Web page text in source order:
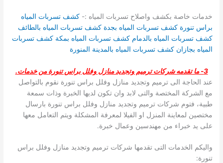
خدمات خاصة بكشف واصلاح تسربات المياه :-كشف تسربات المياه
براس تنورة كشف تسربات المياه بجدة كشف تسربات المياه بالطائف
كشف تسربات المياه بالدمام كشف تسربات المياه بمكة كشف تسربات
المياه بجازان كشف تسربات المياه بالمدينة المنورة
3- ما تقدمه شركات ترميم وتجديد منازل وفلل براس تنورة من خدمات.
عند الحاجة الى ترميم وتجديد منازل وفلل براس تنورة نقوم بالتواصل
مع الشركة المختصة والتى لابد وان تكون لديها الخبرة وذات سمعة
طبية، فتوم شركات ترميم وتجديد منازل وفلل براس تنورة بارسال
مختصين لمعاينة المنزل او الفيلا لمعرفة المشكلة ويتم التعامل معها
على يد خبراء من مهندسين وعمال خبرة.
واليكم الخدمات التى تقدمها شركات ترميم وتجديد منازل وفلل براس
تنورة: